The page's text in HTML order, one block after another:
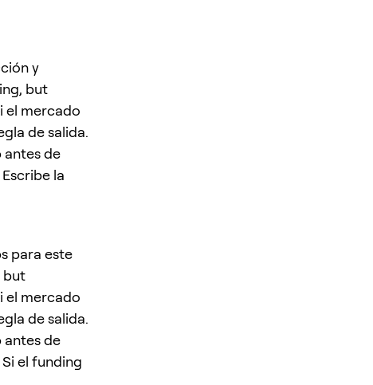
y
but
el mercado
de salida.
antes de
la
para este
but
el mercado
de salida.
antes de
el funding